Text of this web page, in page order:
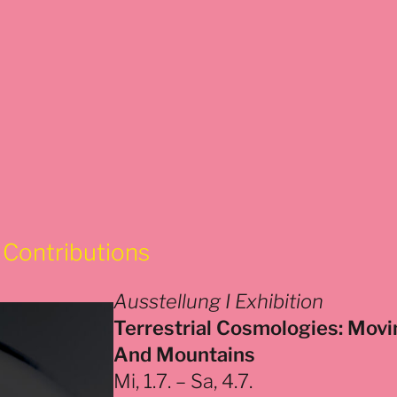
Contributions
Ausstellung I Exhibition
Terrestrial Cosmologies:
And Mountains
Mi, 1.7. – Sa, 4.7.